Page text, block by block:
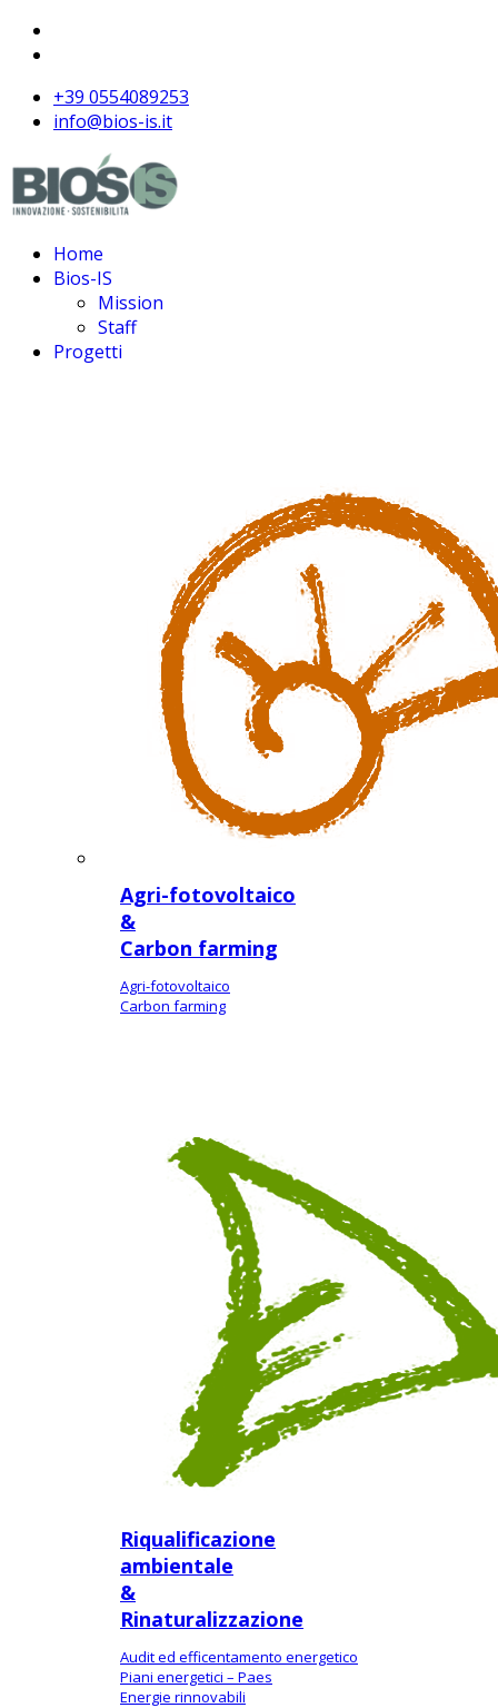
+39 0554089253
info@bios-is.it
Home
Bios-IS
Mission
Staff
Progetti
Agri-fotovoltaico
&
Carbon farming
Agri-fotovoltaico
Carbon farming
Riqualificazione
ambientale
&
Rinaturalizzazione
Audit ed efficentamento energetico
Piani energetici – Paes
Energie rinnovabili